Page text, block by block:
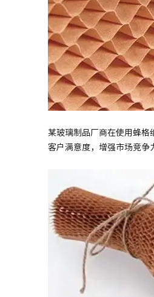
某玻璃制品厂商在使用蜂格
客户满意度，增强市场竞争